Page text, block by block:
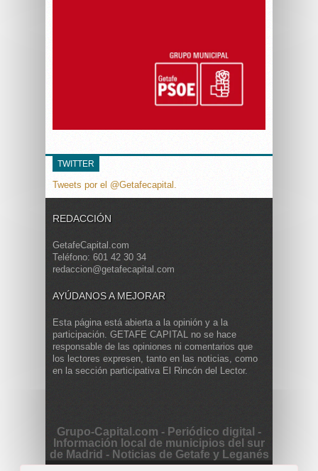
TWITTER
Tweets por el @Getafecapital.
REDACCIÓN
GetafeCapital.com
Teléfono: 601 42 30 34
redaccion@getafecapital.com
AYÚDANOS A MEJORAR
Esta página está abierta a la opinión y a la
participación. GETAFE CAPITAL no se hace
responsable de las opiniones ni comentarios que
los lectores expresen, tanto en las noticias, como
en la sección participativa El Rincón del Lector.
Grupo-Capital.com - Periódico digital -
Información local de municipios del sur
de Madrid - Noticias de Getafe y Leganés